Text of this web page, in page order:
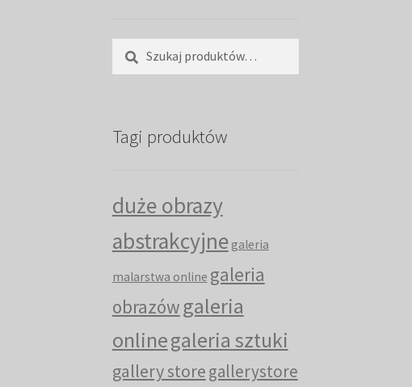
Szukaj:
Szukaj
Tagi produktów
duże obrazy
abstrakcyjne galeria
malarstwa online galeria
obrazów galeria
onlinegaleria sztuki
gallery storegallerystore